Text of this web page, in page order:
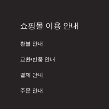
쇼핑몰 이용 안내
환불 안내
교환/반품 안내
결제 안내
주문 안내